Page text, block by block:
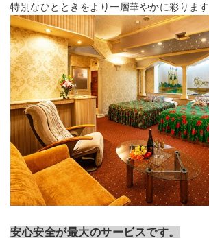
特別なひとときをより一層華やかに彩ります
安心安全が最大のサービスです。